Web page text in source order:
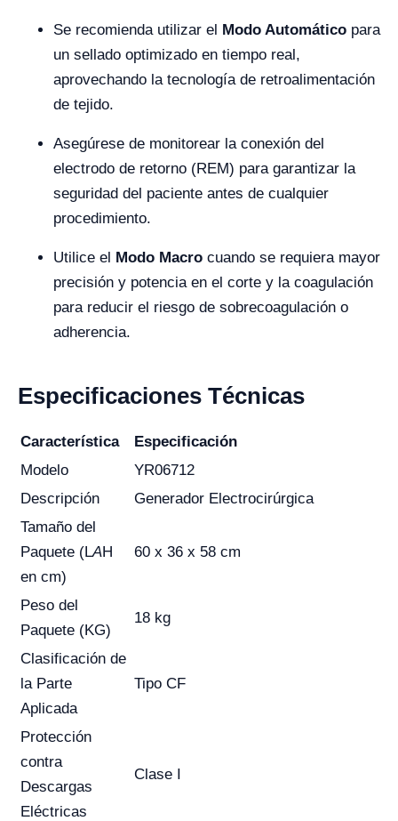
Se recomienda utilizar el Modo Automático para
un sellado optimizado en tiempo real,
aprovechando la tecnología de retroalimentación
de tejido.
Asegúrese de monitorear la conexión del
electrodo de retorno (REM) para garantizar la
seguridad del paciente antes de cualquier
procedimiento.
Utilice el Modo Macro cuando se requiera mayor
precisión y potencia en el corte y la coagulación
para reducir el riesgo de sobrecoagulación o
adherencia.
Especificaciones Técnicas
Característica
Especificación
Modelo
YR06712
Descripción
Generador Electrocirúrgica
Tamaño del
Paquete (LAH
en cm)
60 x 36 x 58 cm
Peso del
Paquete (KG)
18 kg
Clasificación de
la Parte
Aplicada
Tipo CF
Protección
contra
Descargas
Eléctricas
Clase I